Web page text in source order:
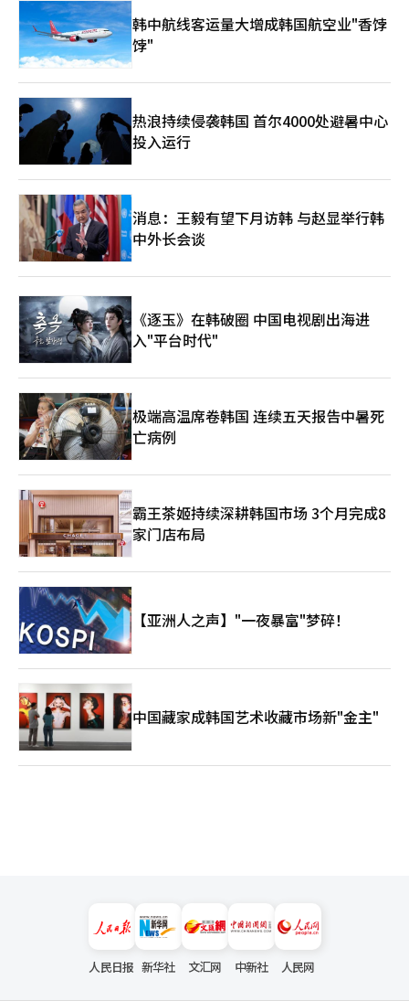
需寒潮同时还对建筑业造成冲击。建筑行业就业人数在一年内减少
18.5万人，创下自2013年统计开始以来的最大减幅，并已连续11
个月减少，刷新最长连续下滑纪录。在个体经营方面，有雇员的个
体户减少2.9万，而无雇员的“一人老板”则增加2.8万，由此可见
企业运营环境持续恶化。 在经济不确定性加剧与优质岗位日益稀
缺的背景下，无特殊原因而选择“躺平”的青年人数也达到45.5万
人，同比增加5.2万人，为2003年统计开始以来3月的最高水平。
企划财政部指出，与去年不同，今年就业低迷已经波及至20多岁群
体，企业倾向招聘有经验者，导致20多岁青年难以进入就业市场。
9日，在首尔西部雇佣福利中心，求职人员正在查看招聘信息。
【图片来源 韩联社】
韩中航线客运量大增成韩国航空业"香饽
饽"
热浪持续侵袭韩国 首尔4000处避暑中心
投入运行
消息：王毅有望下月访韩 与赵显举行韩
中外长会谈
《逐玉》在韩破圈 中国电视剧出海进
入"平台时代"
极端高温席卷韩国 连续五天报告中暑死
亡病例
霸王茶姬持续深耕韩国市场 3个月完成8
家门店布局
【亚洲人之声】"一夜暴富"梦碎！
中国藏家成韩国艺术收藏市场新"金主"
人民日报 新华社 文汇网 中新社 人民网